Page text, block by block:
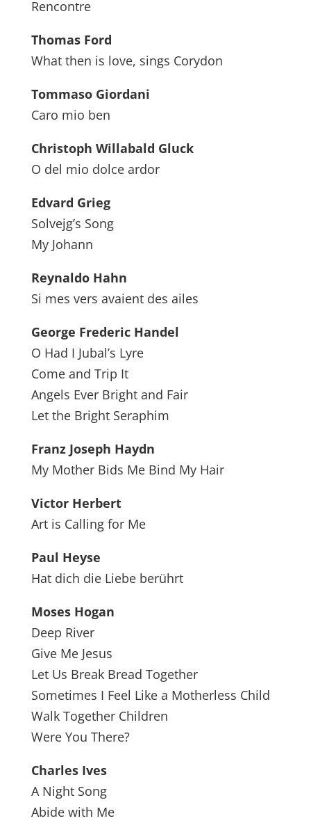
Rencontre
Thomas Ford
What then is love, sings Corydon
Tommaso Giordani
Caro mio ben
Christoph Willabald Gluck
O del mio dolce ardor
Edvard Grieg
Solvejg’s Song
My Johann
Reynaldo Hahn
Si mes vers avaient des ailes
George Frederic Handel
O Had I Jubal’s Lyre
Come and Trip It
Angels Ever Bright and Fair
Let the Bright Seraphim
Franz Joseph Haydn
My Mother Bids Me Bind My Hair
Victor Herbert
Art is Calling for Me
Paul Heyse
Hat dich die Liebe berührt
Moses Hogan
Deep River
Give Me Jesus
Let Us Break Bread Together
Sometimes I Feel Like a Motherless Child
Walk Together Children
Were You There?
Charles Ives
A Night Song
Abide with Me